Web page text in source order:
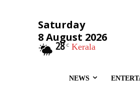
Saturday
8 August 2026
28 C Kerala
NEWS